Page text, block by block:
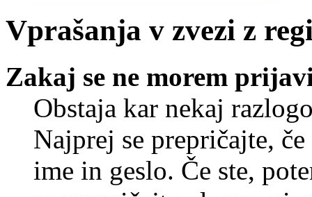
Vprašanja v zvezi z
Zakaj se ne morem
Obstaja kar nekaj
Najprej se prepričajte,
ime in geslo. Če ste,